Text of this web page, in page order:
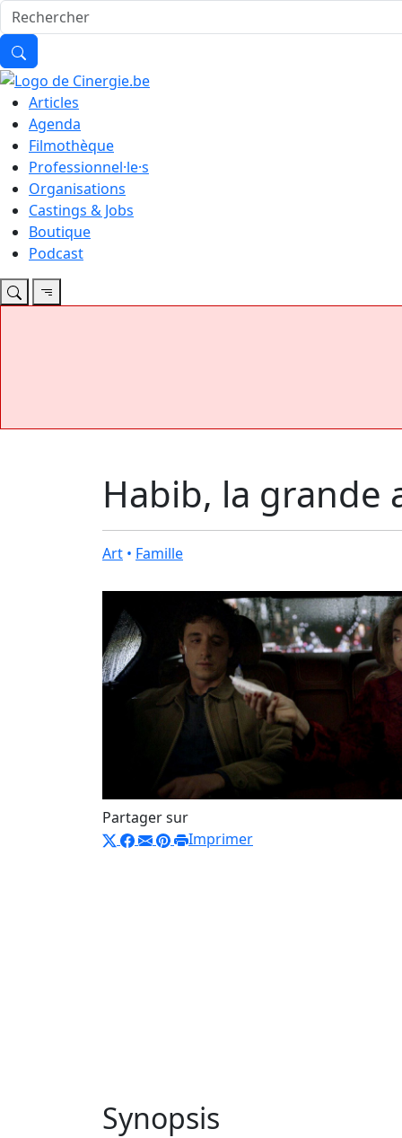
Articles
Agenda
Filmothèque
Professionnel·le·s
Organisations
Castings & Jobs
Boutique
Podcast
Habib, la grande
Art • Famille
Partager sur
Imprimer
Synopsis